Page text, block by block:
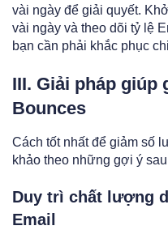
vài ngày để giải quyết.
vài ngày và theo dõi tỷ lệ
bạn cần phải khắc phục
III. Giải pháp giúp
Bounces
Cách tốt nhất để giảm số
khảo theo những gợi ý
Duy trì chất lượng
Email